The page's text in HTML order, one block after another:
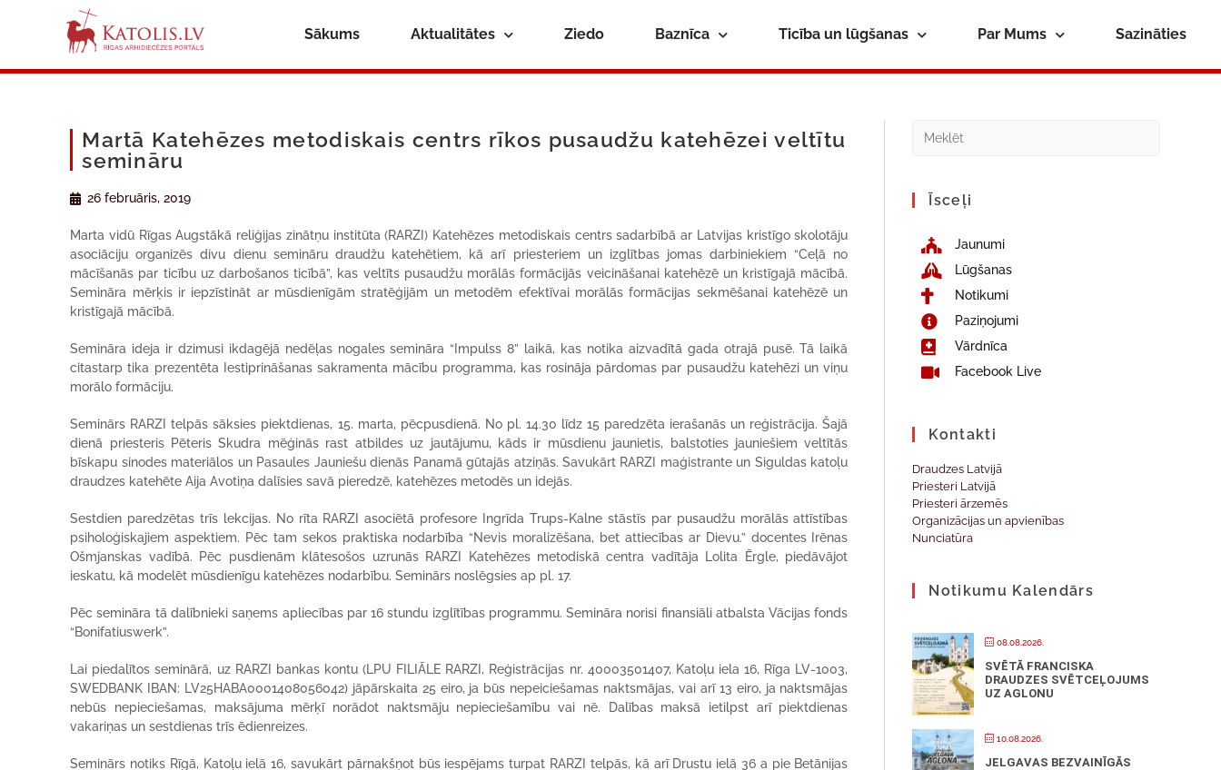
Sākums Aktualitātes Ziedo Baznīca Ticība un lūgšanas Par Mums Sazināties
Martā Katehēzes metodiskais centrs rīkos pusaudžu katehēzei veltītu
semināru
26 februāris, 2019
Marta vidū Rīgas Augstākā reliģijas zinātņu institūta (RARZI) Katehēzes metodiskais centrs sadarbībā ar Latvijas kristīgo skolotāju
asociāciju organizēs divu dienu semināru draudžu katehētiem, kā arī priesteriem un izglītbas jomas darbiniekiem “Ceļā no
mācīšanās par ticību uz darbošanos ticībā”, kas veltīts pusaudžu morālās formācijās veicināšanai katehēzē un kristīgajā mācībā.
Semināra mērķis ir iepzīstināt ar mūsdienīgām stratēģijām un metodēm efektīvai morālās formācijas sekmēšanai katehēzē un
kristīgajā mācībā.
Semināra ideja ir dzimusi ikdagējā nedēļas nogales semināra “Impulss 8” laikā, kas notika aizvadītā gada otrajā pusē. Tā laikā
citastarp tika prezentēta Iestiprināšanas sakramenta mācību programma, kas rosināja pārdomas par pusaudžu katehēzi un viņu
morālo formāciju.
Seminārs RARZI telpās sāksies piektdienas, 15. marta, pēcpusdienā. No pl. 14.30 līdz 15 paredzēta ierašanās un reģistrācija. Šajā
dienā priesteris Pēteris Skudra mēģinās rast atbildes uz jautājumu, kāds ir mūsdienu jaunietis, balstoties jauniešiem veltītās
bīskapu sinodes materiālos un Pasaules Jauniešu dienās Panamā gūtajās atziņās. Savukārt RARZI maģistrante un Siguldas katoļu
draudzes katehēte Aija Avotiņa dalīsies savā pieredzē, katehēzes metodēs un idejās.
Sestdien paredzētas trīs lekcijas. No rīta RARZI asociētā profesore Ingrīda Trups-Kalne stāstīs par pusaudžu morālās attīstības
psiholoģiskajiem aspektiem. Pēc tam sekos praktiska nodarbība “Nevis moralizēšana, bet attiecības ar Dievu.” docentes Irēnas
Ošmjanskas vadībā. Pēc pusdienām klātesošos uzrunās RARZI Katehēzes metodiskā centra vadītāja Lolita Ērgle, piedāvājot
ieskatu, kā modelēt mūsdienīgu katehēzes nodarbību. Seminārs noslēgsies ap pl. 17.
Pēc semināra tā dalībnieki saņems apliecības par 16 stundu izglītības programmu. Semināra norisi finansiāli atbalsta Vācijas fonds
“Bonifatiuswerk”.
Lai piedalītos seminārā, uz RARZI bankas kontu (LPU FILIĀLE RARZI, Reģistrācijas nr. 40003501407, Katoļu iela 16, Rīga LV-1003,
SWEDBANK IBAN: LV25HABA0001408056042) jāpārskaita 25 eiro, ja būs nepeiciešamas naktsmājas, vai arī 13 eiro, ja naktsmājas
nebūs nepieciešamas, maksājuma mērķī norādot naktsmāju nepieciešamību vai nē. Dalības maksā ietilpst arī piektdienas
vakariņas un sestdienas trīs ēdienreizes.
Seminārs notiks Rīgā, Katoļu ielā 16, savukārt pārnakšņot būs iespējams turpat RARZI telpās, kā arī Drustu ielā 36 a pie Betānijas
Īsceļi
Jaunumi
Lūgšanas
Notikumi
Paziņojumi
Vārdnīca
Facebook Live
Kontakti
Draudzes Latvijā
Priesteri Latvijā
Priesteri ārzemēs
Organizācijas un apvienības
Nunciatūra
Notikumu Kalendārs
08.08.2026.
SVĒTĀ FRANCISKA
DRAUDZES SVĒTCEĻOJUMS
UZ AGLONU
10.08.2026.
JELGAVAS BEZVAINĪGĀS